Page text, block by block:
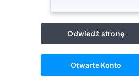
Odwiedź stronę
Otwarte Konto